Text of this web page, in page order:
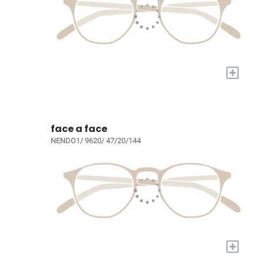
+
face a face
NENDO1/ 9620/ 47/20/144
+